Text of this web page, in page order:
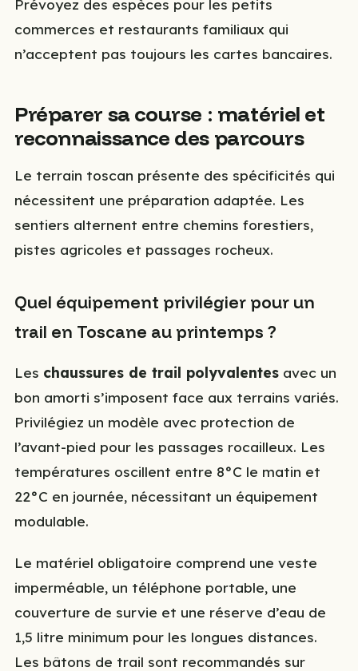
Prévoyez des espèces pour les petits
commerces et restaurants familiaux qui
n’acceptent pas toujours les cartes bancaires.
Préparer sa course : matériel et
reconnaissance des parcours
Le terrain toscan présente des spécificités qui
nécessitent une préparation adaptée. Les
sentiers alternent entre chemins forestiers,
pistes agricoles et passages rocheux.
Quel équipement privilégier pour un
trail en Toscane au printemps ?
Les chaussures de trail polyvalentes avec un
bon amorti s’imposent face aux terrains variés.
Privilégiez un modèle avec protection de
l’avant-pied pour les passages rocailleux. Les
températures oscillent entre 8°C le matin et
22°C en journée, nécessitant un équipement
modulable.
Le matériel obligatoire comprend une veste
imperméable, un téléphone portable, une
couverture de survie et une réserve d’eau de
1,5 litre minimum pour les longues distances.
Les bâtons de trail sont recommandés sur